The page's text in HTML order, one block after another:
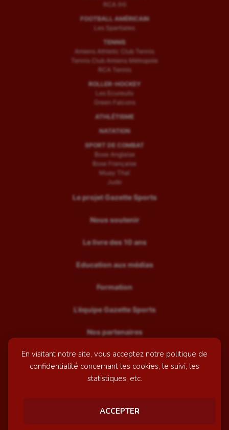
En visitant notre site, vous acceptez notre politique de
confidentialité concernant les cookies, le suivi, les
statistiques, etc.
ACCEPTER
RCA (H)
FOOTBALL AMÉRICAIN
Les Spartiates
TENNIS
Amiens Athletic Club Tennis
Tennis Club Amiens Métropole
RCA Tennis
ROLLER-HOCKEY
Les Ecureuils
Green Falcons
ATHLÉTISME
NATATION
SPORT DE COMBAT
Boxe Anglaise
Boxe Française
Muay Thaï
Judo
Le projet Gazette Sports
Nous soutenir
Le livre des 10 ans
Education aux médias
Formation
L’équipe Gazette Sports
Nos partenaires
Recrutement
Mentions légales